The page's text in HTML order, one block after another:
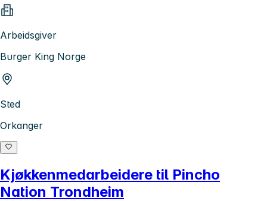
Arbeidsgiver
Burger King Norge
Sted
Orkanger
Kjøkkenmedarbeidere til Pincho
Nation Trondheim